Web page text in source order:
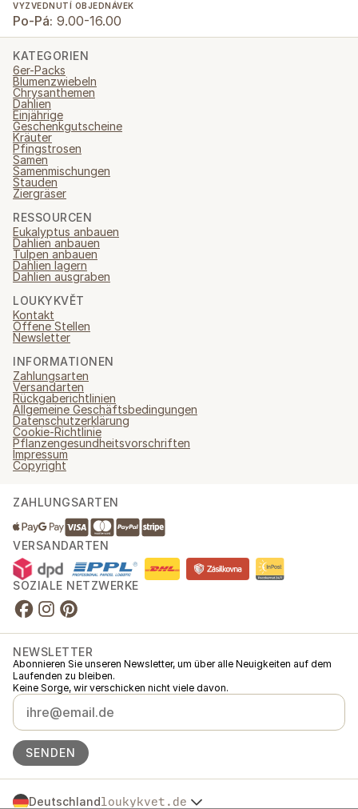
VYZVEDNUTÍ OBJEDNÁVEK
Po-Pá: 9.00-16.00
KATEGORIEN
6er-Packs
Blumenzwiebeln
Chrysanthemen
Dahlien
Einjährige
Geschenkgutscheine
Kräuter
Pfingstrosen
Samen
Samenmischungen
Stauden
Ziergräser
RESSOURCEN
Eukalyptus anbauen
Dahlien anbauen
Tulpen anbauen
Dahlien lagern
Dahlien ausgraben
LOUKYKVĚT
Kontakt
Offene Stellen
Newsletter
INFORMATIONEN
Zahlungsarten
Versandarten
Rückgaberichtlinien
Allgemeine Geschäftsbedingungen
Datenschutzerklärung
Cookie-Richtlinie
Pflanzengesundheitsvorschriften
Impressum
Copyright
ZAHLUNGSARTEN
VERSANDARTEN
SOZIALE NETZWERKE
NEWSLETTER
Abonnieren Sie unseren Newsletter, um über alle Neuigkeiten auf dem
Laufenden zu bleiben.
Keine Sorge, wir verschicken nicht viele davon.
SENDEN
Deutschlandloukykvet.de